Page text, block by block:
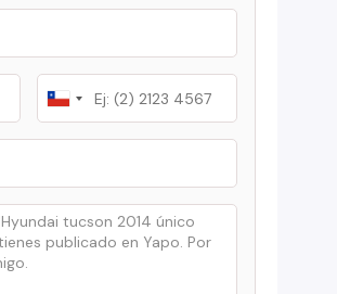
Chile
+56